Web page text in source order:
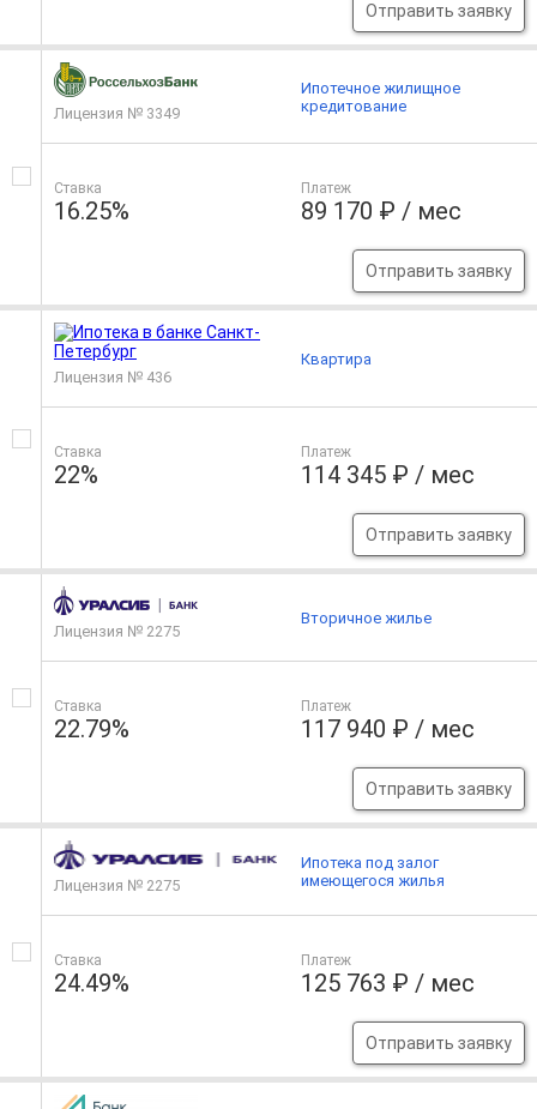
Отправить заявку
Лицензия № 3349
Ставка
16.25%
Платеж
89 170 ₽ / мес
Отправить заявку
Ипотечное жилищное
кредитование
Лицензия № 436
Ставка
22%
Платеж
114 345 ₽ / мес
Отправить заявку
Квартира
Лицензия № 2275
Ставка
22.79%
Платеж
117 940 ₽ / мес
Отправить заявку
Вторичное жилье
Лицензия № 2275
Ставка
24.49%
Платеж
125 763 ₽ / мес
Отправить заявку
Ипотека под залог
имеющегося жилья